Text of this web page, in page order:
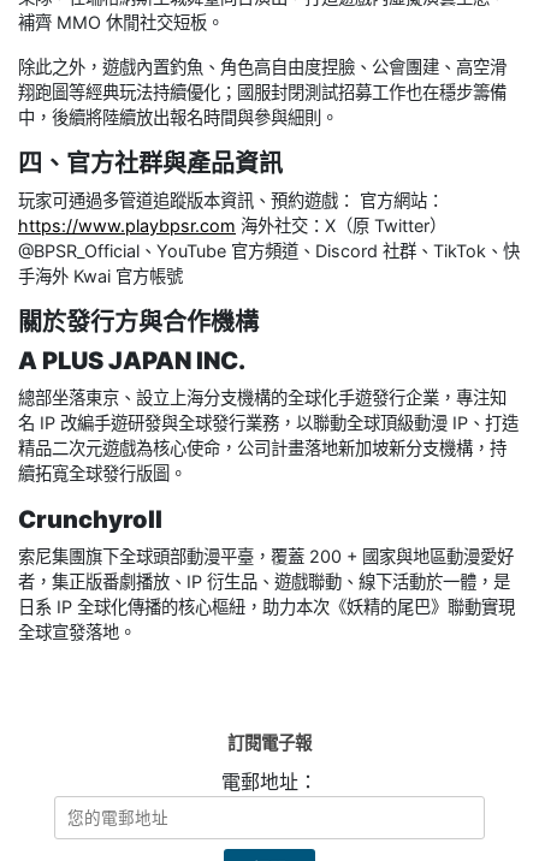
補齊 MMO 休閒社交短板。
除此之外，遊戲內置釣魚、角色高自由度捏臉、公會團建、高空滑
翔跑圖等經典玩法持續優化；國服封閉測試招募工作也在穩步籌備
中，後續將陸續放出報名時間與參與細則。
四、官方社群與產品資訊
玩家可通過多管道追蹤版本資訊、預約遊戲： 官方網站：
https://www.playbpsr.com 海外社交：X（原 Twitter）
@BPSR_Official、YouTube 官方頻道、Discord 社群、TikTok、快
手海外 Kwai 官方帳號
關於發行方與合作機構
A PLUS JAPAN INC.
總部坐落東京、設立上海分支機構的全球化手遊發行企業，專注知
名 IP 改編手遊研發與全球發行業務，以聯動全球頂級動漫 IP、打造
精品二次元遊戲為核心使命，公司計畫落地新加坡新分支機構，持
續拓寬全球發行版圖。
Crunchyroll
索尼集團旗下全球頭部動漫平臺，覆蓋 200 + 國家與地區動漫愛好
者，集正版番劇播放、IP 衍生品、遊戲聯動、線下活動於一體，是
日系 IP 全球化傳播的核心樞紐，助力本次《妖精的尾巴》聯動實現
全球宣發落地。
訂閱電子報
電郵地址：